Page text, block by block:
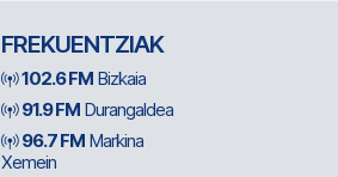
FREKUENTZIAK
102.6 FM Bizkaia
91.9 FM Durangaldea
96.7 FM Markina
Xemein